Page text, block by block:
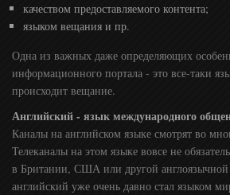
качеством предоставляемого контента;
языком вещания и пр.
Одна из важных даже определяющих
информационного портала - это все-таки
происходит вещание.
Английский - язык международного
Каналы на английском языке смотрят во
Телеканалы на этом языке вовсе не
в Британии, США или другой англоязычной
английский уже очень давно стал языком